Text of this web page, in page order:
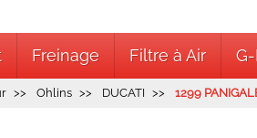
Freinage Filtre à Air
Ohlins DUCATI 1299